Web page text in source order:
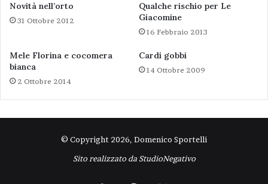
Novità nell’orto
31 Ottobre 2012
Qualche rischio per Le
Giacomine
16 Febbraio 2013
Mele Florina e cocomera
bianca
2 Ottobre 2014
Cardi gobbi
14 Ottobre 2009
© Copyright 2026, Domenico Sportelli
Sito realizzato da StudioNegativo